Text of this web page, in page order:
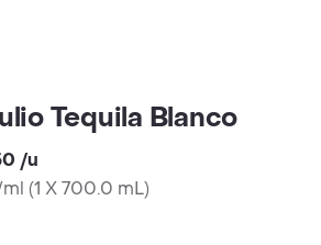
Tequila Blanco
/u
(1 X 700.0 mL)